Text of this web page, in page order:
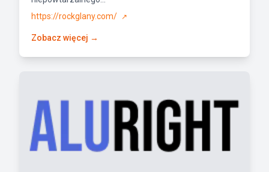
https://rockglany.com/
↗
Zobacz więcej →